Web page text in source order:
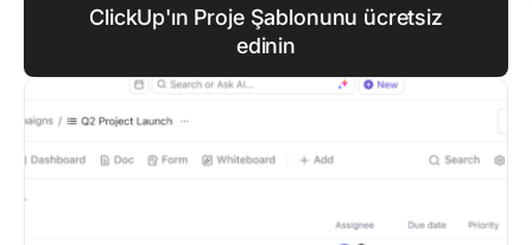
ClickUp'ın Proje Şablonunu ücretsiz
edinin